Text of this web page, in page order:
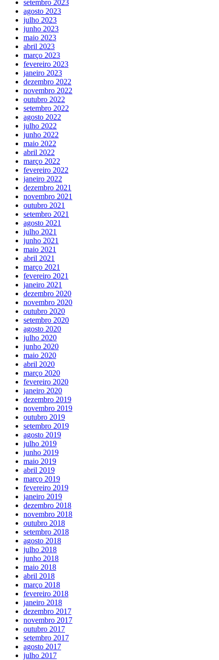
setembro 2023
agosto 2023
julho 2023
junho 2023
maio 2023
abril 2023
março 2023
fevereiro 2023
janeiro 2023
dezembro 2022
novembro 2022
outubro 2022
setembro 2022
agosto 2022
julho 2022
junho 2022
maio 2022
abril 2022
março 2022
fevereiro 2022
janeiro 2022
dezembro 2021
novembro 2021
outubro 2021
setembro 2021
agosto 2021
julho 2021
junho 2021
maio 2021
abril 2021
março 2021
fevereiro 2021
janeiro 2021
dezembro 2020
novembro 2020
outubro 2020
setembro 2020
agosto 2020
julho 2020
junho 2020
maio 2020
abril 2020
março 2020
fevereiro 2020
janeiro 2020
dezembro 2019
novembro 2019
outubro 2019
setembro 2019
agosto 2019
julho 2019
junho 2019
maio 2019
abril 2019
março 2019
fevereiro 2019
janeiro 2019
dezembro 2018
novembro 2018
outubro 2018
setembro 2018
agosto 2018
julho 2018
junho 2018
maio 2018
abril 2018
março 2018
fevereiro 2018
janeiro 2018
dezembro 2017
novembro 2017
outubro 2017
setembro 2017
agosto 2017
julho 2017